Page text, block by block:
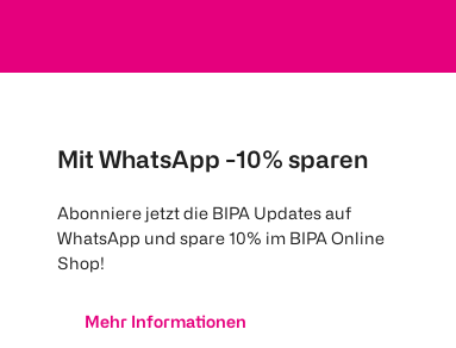
Mit WhatsApp -10% sparen
Abonniere jetzt die BIPA Updates auf
WhatsApp und spare 10% im BIPA Online
Shop!
Mehr Informationen